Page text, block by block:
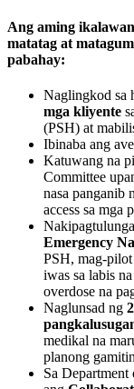
Ang aming
matatag at
pabahay:
Naglingkod sa
mga kliyente
(PSH) at
Ibinaba ang
Katuwang na
Committee
nasa panganib
access sa mga
Emergency
PSH, mag-pilot
iwas sa labis
overdose na
Naglunsad ng
medikal na
planong
Sa